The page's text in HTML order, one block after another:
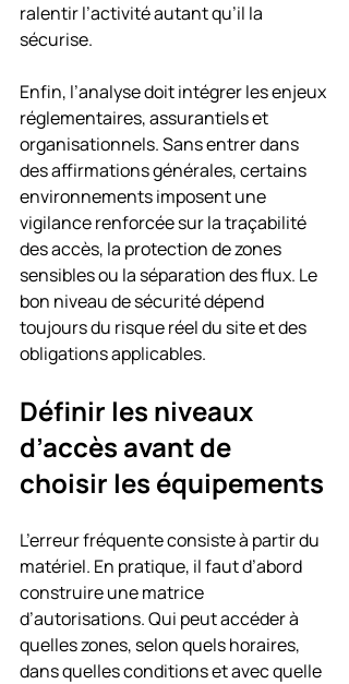
ralentir l’activité autant qu’il la
sécurise.
Enfin, l’analyse doit intégrer les enjeux
réglementaires, assurantiels et
organisationnels. Sans entrer dans
des affirmations générales, certains
environnements imposent une
vigilance renforcée sur la traçabilité
des accès, la protection de zones
sensibles ou la séparation des flux. Le
bon niveau de sécurité dépend
toujours du risque réel du site et des
obligations applicables.
Définir les niveaux
d’accès avant de
choisir les équipements
L’erreur fréquente consiste à partir du
matériel. En pratique, il faut d’abord
construire une matrice
d’autorisations. Qui peut accéder à
quelles zones, selon quels horaires,
dans quelles conditions et avec quelle